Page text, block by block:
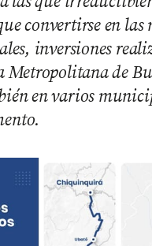
convertirse en las
inversiones
Metropolitana de
en varios